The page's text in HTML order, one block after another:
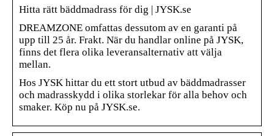
Hitta rätt bäddmadrass för dig | JYSK.se
DREAMZONE omfattas dessutom av en garanti på
upp till 25 år. Frakt. När du handlar online på JYSK,
finns det flera olika leveransalternativ att välja
mellan.
Hos JYSK hittar du ett stort utbud av bäddmadrasser
och madrasskydd i olika storlekar för alla behov och
smaker. Köp nu på JYSK.se.